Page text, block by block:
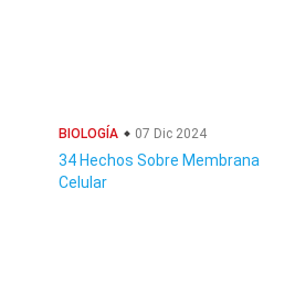
BIOLOGÍA 07 Dic 2024
34 Hechos Sobre Membrana
Celular